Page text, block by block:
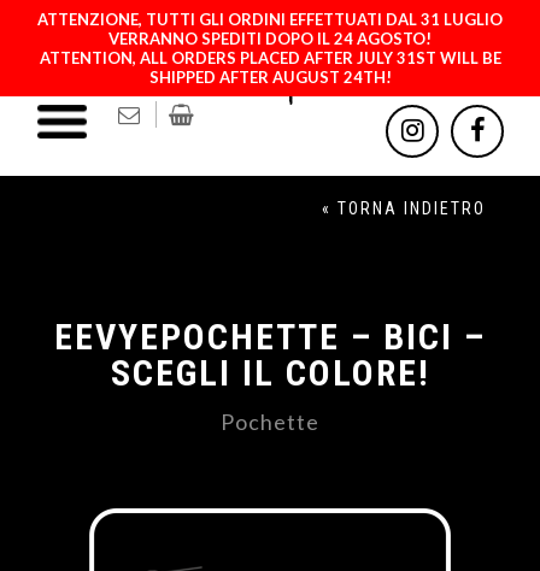
ATTENZIONE, TUTTI GLI ORDINI EFFETTUATI DAL 31 LUGLIO
VERRANNO SPEDITI DOPO IL 24 AGOSTO!
ATTENTION, ALL ORDERS PLACED AFTER JULY 31ST WILL BE
SHIPPED AFTER AUGUST 24TH!
« TORNA INDIETRO
EEVYEPOCHETTE – BICI –
SCEGLI IL COLORE!
Pochette